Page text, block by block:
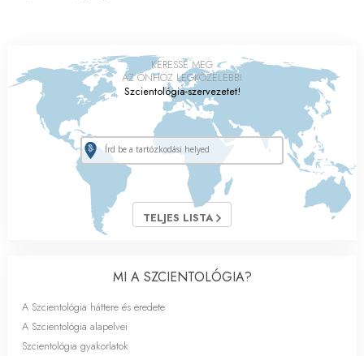
KERESSE MEG
AZ ÖNHÖZ LEGKÖZELEBBI
Szcientológia-szervezetet!
TELJES LISTA
MI A SZCIENTOLÓGIA?
A Szcientológia háttere és eredete
A Szcientológia alapelvei
Szcientológia gyakorlatok